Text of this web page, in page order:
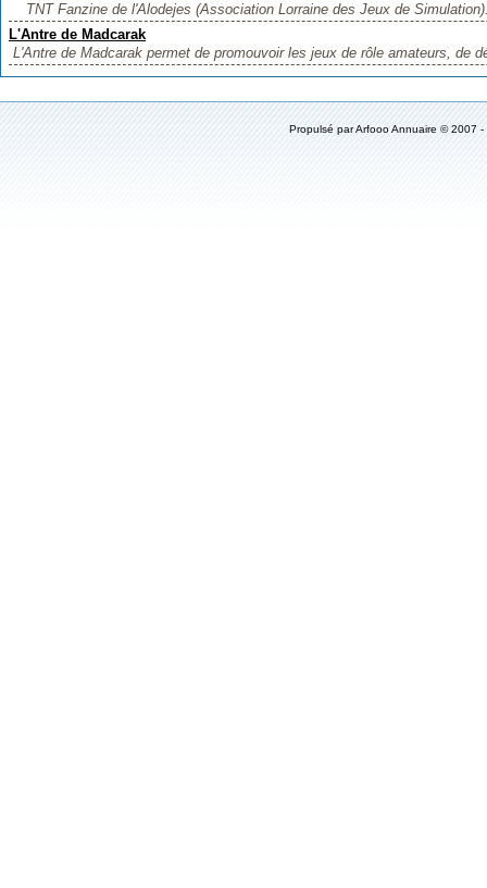
TNT Fanzine de l'Alodejes (Association Lorraine des Jeux de
L'Antre de Madcarak
L'Antre de Madcarak permet de promouvoir les jeux de rôle amateurs, de
Propulsé parArfooo Annuaire © 2007